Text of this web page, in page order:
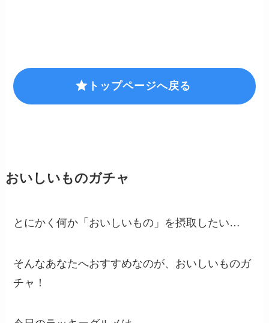
トップページへ戻る
おいしいものガチャ
とにかく何か「おいしいもの」を摂取したい…
そんなあなたへおすすめなのが、おいしいものガ
チャ！